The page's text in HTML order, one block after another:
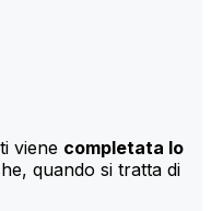
viene completata lo
quando si tratta di